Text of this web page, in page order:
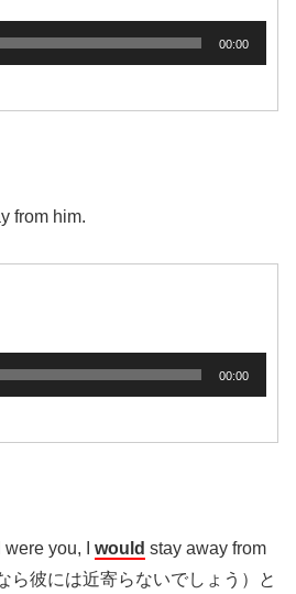
00:00
from him.
00:00
you, I would stay away from
ら彼には近寄らないでしょう）と